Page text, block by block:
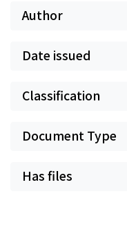
Author
Date issued
Classification
Document Type
Has files